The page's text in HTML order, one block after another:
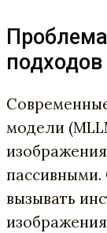
подходов
модели
пассивными.
вызывать